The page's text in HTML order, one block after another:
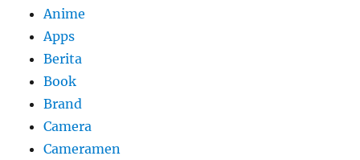
Anime
Apps
Berita
Book
Brand
Camera
Cameramen